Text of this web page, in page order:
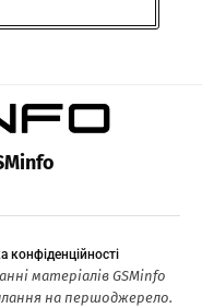
конфіденційності
матеріалів GSMinfo
на першоджерело.